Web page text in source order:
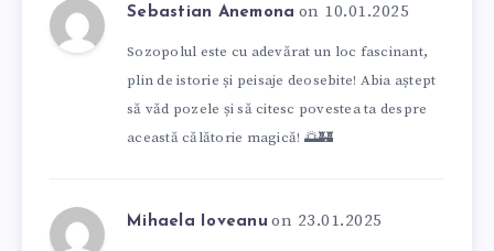
Sebastian Anemona on 10.01.2025
Sozopolul este cu adevărat un loc fascinant,
plin de istorie și peisaje deosebite! Abia aștept
să văd pozele și să citesc povestea ta despre
această călătorie magică! 🌅🏰
Mihaela Ioveanu on 23.01.2025